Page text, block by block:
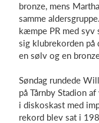
bronze, mens
samme
kæmpe PR med syv
sig klubrekorden på
en sølv og en
Søndag rundede
på Tårnby Stadion
i diskoskast med
rekord blev sat i